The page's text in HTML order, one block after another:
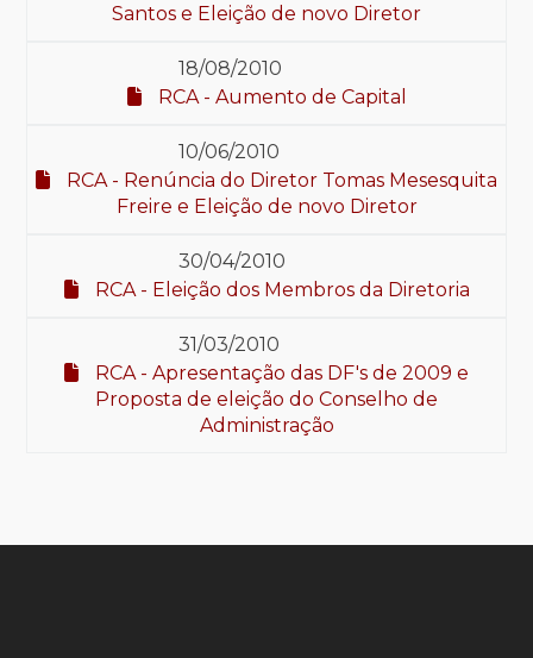
Santos e Eleição de novo Diretor
18/08/2010
RCA - Aumento de Capital
10/06/2010
RCA - Renúncia do Diretor Tomas Mesesquita
Freire e Eleição de novo Diretor
30/04/2010
RCA - Eleição dos Membros da Diretoria
31/03/2010
RCA - Apresentação das DF's de 2009 e
Proposta de eleição do Conselho de
Administração